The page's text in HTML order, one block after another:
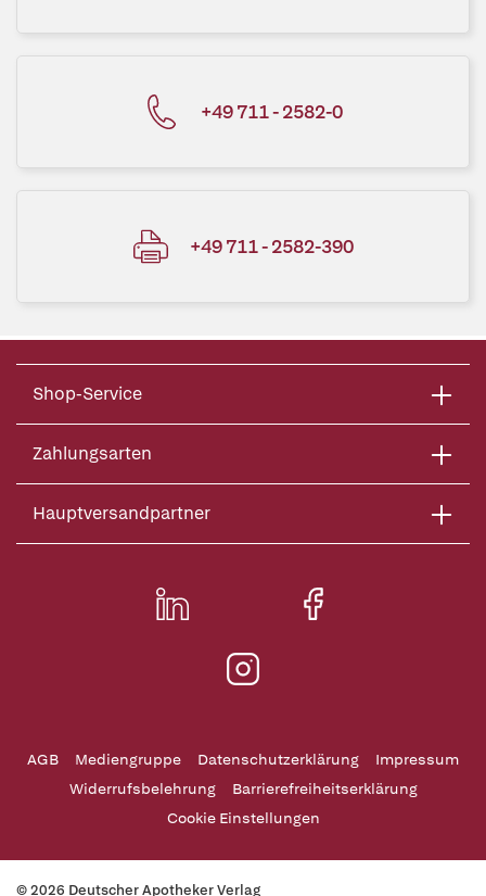
+49 711 - 2582-0
+49 711 - 2582-390
Shop-Service
Zahlungsarten
Hauptversandpartner
AGB Mediengruppe Datenschutzerklärung
Impressum
Widerrufsbelehrung
Barrierefreiheitserklärung
Cookie Einstellungen
© 2026 Deutscher Apotheker Verlag